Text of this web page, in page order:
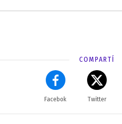
COMPARTÍ
Facebok Twitter